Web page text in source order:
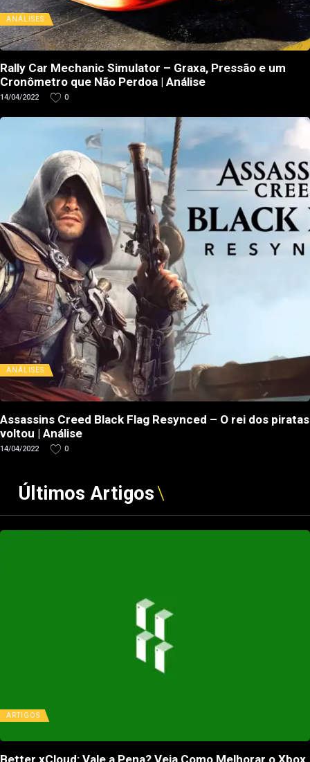
ANÁLISES
Rally Car Mechanic Simulator – Graxa, Pressão e um
Cronômetro que Não Perdoa | Análise
14/04/2022 0
ANÁLISES
Assassins Creed Black Flag Resynced – O rei dos piratas
voltou | Análise
14/04/2022 0
Últimos Artigos
ARTIGOS
Better xCloud: Vale a Pena? Veja Como Melhorar o Xbox